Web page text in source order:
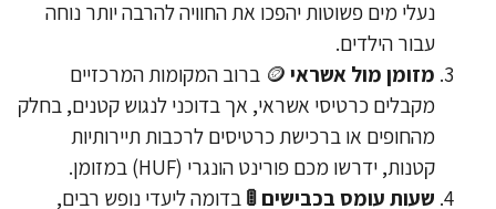
נעלי מים פשוטות יהפכו את החוויה להרבה יותר נוחה
עבור הילדים.
מזומן מול אשראי
🪙 ברוב המקומות המרכזיים
מקבלים כרטיסי אשראי, אך בדוכני לנגוש קטנים, בחלק
מהחופים או ברכישת כרטיסים לרכבות תיירותיות
קטנות, ידרשו מכם פורינט הונגרי (HUF) במזומן.
​שעות עומס בכבישים 🚦בדומה ליעדי נופש רבים,